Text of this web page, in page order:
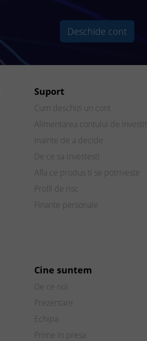
Deschide cont
Suport
Cum deschizi un cont
Alimentarea contului de investitii
Inainte de a decide
De ce sa investesti
Afla ce produs ti se potriveste
Profil de risc
Finante personale
Cine suntem
De ce noi
Prezentare
Echipa
Prime in presa